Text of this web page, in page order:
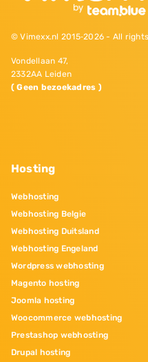
© Vimexx.nl 2015‐2026 - All
Vondellaan 47,
2332AA Leiden
( Geen bezoekadres )
Hosting
Webhosting
Webhosting Belgie
Webhosting Duitsland
Webhosting Engeland
Wordpress webhosting
Magento hosting
Joomla hosting
Woocommerce webhosting
Prestashop webhosting
Drupal hosting